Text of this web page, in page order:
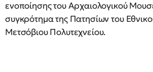
ενοποίησης του Αρχαιολογικού
συγκρότημα της Πατησίων του
Μετσόβιου Πολυτεχνείου.